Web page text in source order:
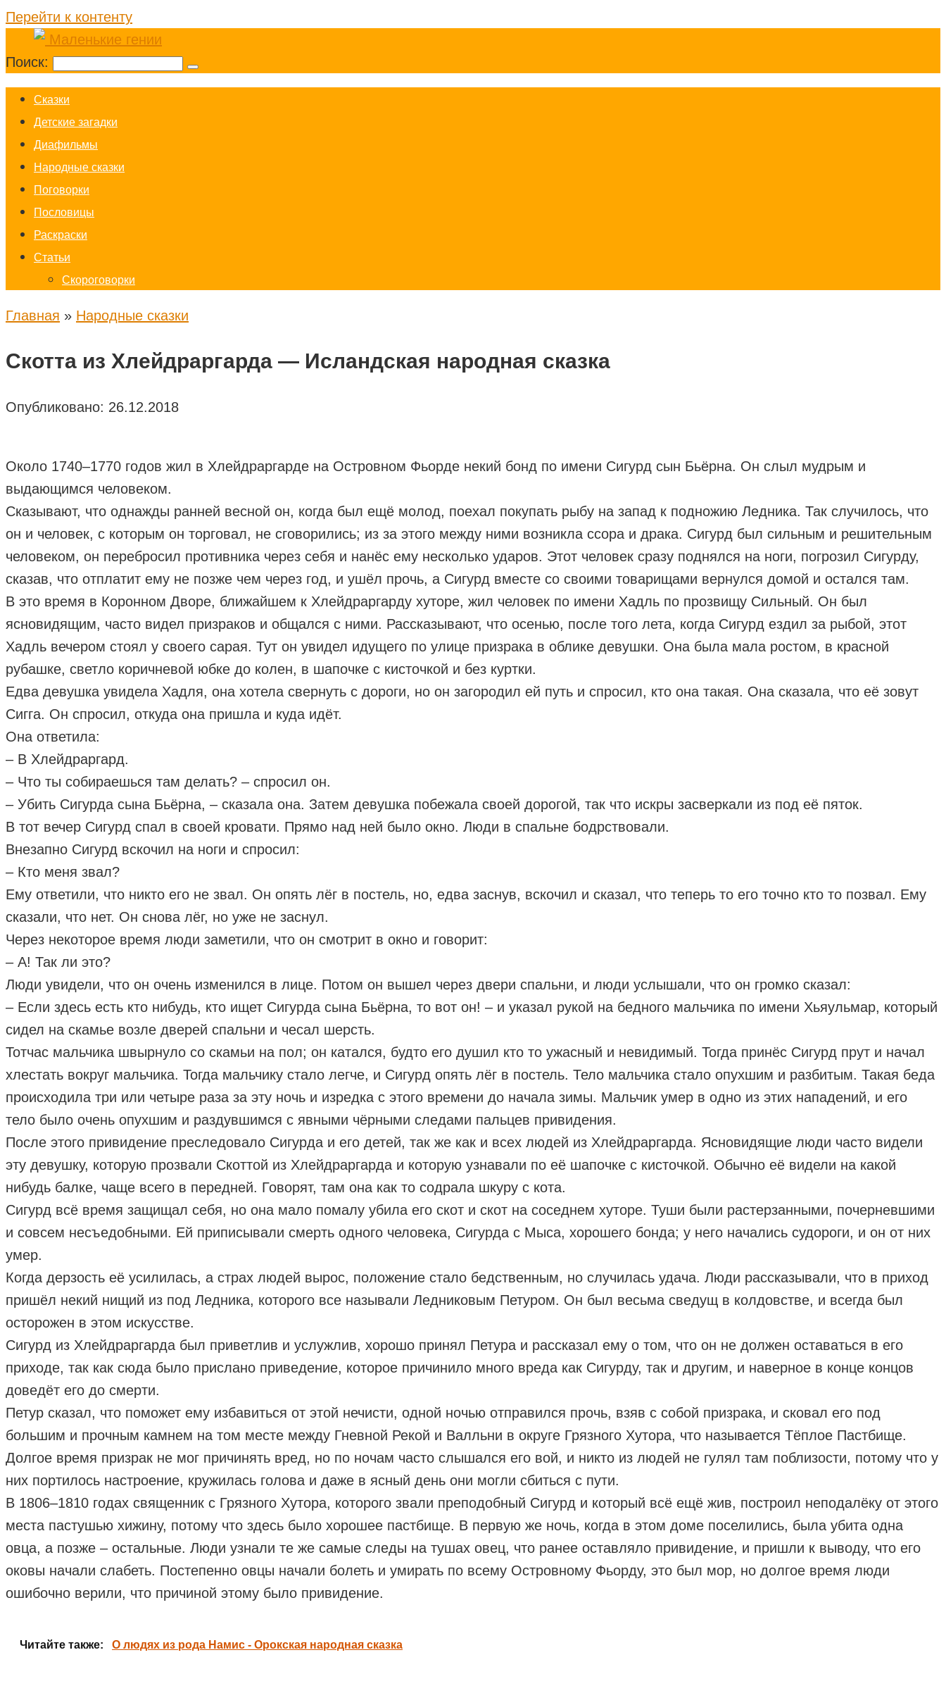
Перейти к контенту
Поиск:
Cказки
Детские загадки
Диафильмы
Народные сказки
Поговорки
Пословицы
Раскраски
Статьи
Скороговорки
Главная » Народные сказки
Скотта из Хлейдраргарда — Исландская народная сказка
Опубликовано: 26.12.2018
Около 1740–1770 годов жил в Хлейдраргарде на Островном Фьорде некий бонд по имени Сигурд сын Бьёрна. Он слыл мудрым и
выдающимся человеком.
Сказывают, что однажды ранней весной он, когда был ещё молод, поехал покупать рыбу на запад к подножию Ледника. Так случилось, что
он и человек, с которым он торговал, не сговорились; из за этого между ними возникла ссора и драка. Сигурд был сильным и решительным
человеком, он перебросил противника через себя и нанёс ему несколько ударов. Этот человек сразу поднялся на ноги, погрозил Сигурду,
сказав, что отплатит ему не позже чем через год, и ушёл прочь, а Сигурд вместе со своими товарищами вернулся домой и остался там.
В это время в Коронном Дворе, ближайшем к Хлейдраргарду хуторе, жил человек по имени Хадль по прозвищу Сильный. Он был
ясновидящим, часто видел призраков и общался с ними. Рассказывают, что осенью, после того лета, когда Сигурд ездил за рыбой, этот
Хадль вечером стоял у своего сарая. Тут он увидел идущего по улице призрака в облике девушки. Она была мала ростом, в красной
рубашке, светло коричневой юбке до колен, в шапочке с кисточкой и без куртки.
Едва девушка увидела Хадля, она хотела свернуть с дороги, но он загородил ей путь и спросил, кто она такая. Она сказала, что её зовут
Сигга. Он спросил, откуда она пришла и куда идёт.
Она ответила:
– В Хлейдраргард.
– Что ты собираешься там делать? – спросил он.
– Убить Сигурда сына Бьёрна, – сказала она. Затем девушка побежала своей дорогой, так что искры засверкали из под её пяток.
В тот вечер Сигурд спал в своей кровати. Прямо над ней было окно. Люди в спальне бодрствовали.
Внезапно Сигурд вскочил на ноги и спросил:
– Кто меня звал?
Ему ответили, что никто его не звал. Он опять лёг в постель, но, едва заснув, вскочил и сказал, что теперь то его точно кто то позвал. Ему
сказали, что нет. Он снова лёг, но уже не заснул.
Через некоторое время люди заметили, что он смотрит в окно и говорит:
– А! Так ли это?
Люди увидели, что он очень изменился в лице. Потом он вышел через двери спальни, и люди услышали, что он громко сказал:
– Если здесь есть кто нибудь, кто ищет Сигурда сына Бьёрна, то вот он! – и указал рукой на бедного мальчика по имени Хьяульмар, который
сидел на скамье возле дверей спальни и чесал шерсть.
Тотчас мальчика швырнуло со скамьи на пол; он катался, будто его душил кто то ужасный и невидимый. Тогда принёс Сигурд прут и начал
хлестать вокруг мальчика. Тогда мальчику стало легче, и Сигурд опять лёг в постель. Тело мальчика стало опухшим и разбитым. Такая беда
происходила три или четыре раза за эту ночь и изредка с этого времени до начала зимы. Мальчик умер в одно из этих нападений, и его
тело было очень опухшим и раздувшимся с явными чёрными следами пальцев привидения.
После этого привидение преследовало Сигурда и его детей, так же как и всех людей из Хлейдраргарда. Ясновидящие люди часто видели
эту девушку, которую прозвали Скоттой из Хлейдраргарда и которую узнавали по её шапочке с кисточкой. Обычно её видели на какой
нибудь балке, чаще всего в передней. Говорят, там она как то содрала шкуру с кота.
Сигурд всё время защищал себя, но она мало помалу убила его скот и скот на соседнем хуторе. Туши были растерзанными, почерневшими
и совсем несъедобными. Ей приписывали смерть одного человека, Сигурда с Мыса, хорошего бонда; у него начались судороги, и он от них
умер.
Когда дерзость её усилилась, а страх людей вырос, положение стало бедственным, но случилась удача. Люди рассказывали, что в приход
пришёл некий нищий из под Ледника, которого все называли Ледниковым Петуром. Он был весьма сведущ в колдовстве, и всегда был
осторожен в этом искусстве.
Сигурд из Хлейдраргарда был приветлив и услужлив, хорошо принял Петура и рассказал ему о том, что он не должен оставаться в его
приходе, так как сюда было прислано приведение, которое причинило много вреда как Сигурду, так и другим, и наверное в конце концов
доведёт его до смерти.
Петур сказал, что поможет ему избавиться от этой нечисти, одной ночью отправился прочь, взяв с собой призрака, и сковал его под
большим и прочным камнем на том месте между Гневной Рекой и Валльни в округе Грязного Хутора, что называется Тёплое Пастбище.
Долгое время призрак не мог причинять вред, но по ночам часто слышался его вой, и никто из людей не гулял там поблизости, потому что у
них портилось настроение, кружилась голова и даже в ясный день они могли сбиться с пути.
В 1806–1810 годах священник с Грязного Хутора, которого звали преподобный Сигурд и который всё ещё жив, построил неподалёку от этого
места пастушью хижину, потому что здесь было хорошее пастбище. В первую же ночь, когда в этом доме поселились, была убита одна
овца, а позже – остальные. Люди узнали те же самые следы на тушах овец, что ранее оставляло привидение, и пришли к выводу, что его
оковы начали слабеть. Постепенно овцы начали болеть и умирать по всему Островному Фьорду, это был мор, но долгое время люди
ошибочно верили, что причиной этому было привидение.
Читайте также: О людях из рода Намис - Орокская народная сказка